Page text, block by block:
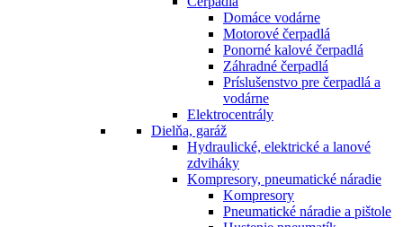
Domáce vodárne
Motorové čerpadlá
Ponorné kalové čerpadlá
Záhradné čerpadlá
Príslušenstvo pre čerpadlá a
vodárne
Elektrocentrály
Dielňa, garáž
Hydraulické, elektrické a lanové
zdviháky
Kompresory, pneumatické náradie
Kompresory
Pneumatické náradie a pištole